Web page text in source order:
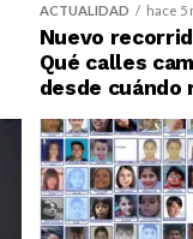
ACTUALIDAD hace 5
Nuevo
Qué calles
desde cuándo